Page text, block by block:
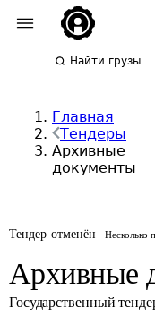
Найти грузы
Главная
Тендеры
Архивные
документы
Тендер отменён Несколько
Архивные
Государственный